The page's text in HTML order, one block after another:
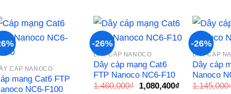
CÁP NANOCO
mạng Cat6 FTP
NC6-F100
-26%
Add to
wishlist
DÂY CÁP NANOCO
Dây cáp mạng Cat6
FTP Nanoco NC6-F10
1,460,000₫ Giá
1,080,400₫Giá
-26%
DÂY CÁP
Dây cáp
Nanoco
1,145,000